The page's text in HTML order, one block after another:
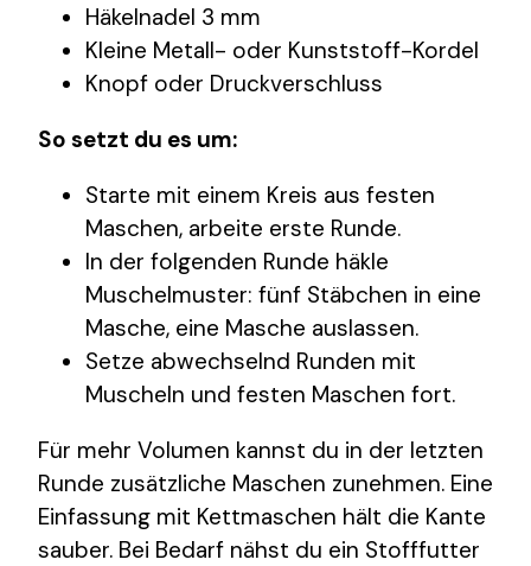
Häkelnadel 3 mm
Kleine Metall- oder Kunststoff-Kordel
Knopf oder Druckverschluss
So setzt du es um:
Starte mit einem Kreis aus festen
Maschen, arbeite erste Runde.
In der folgenden Runde häkle
Muschelmuster: fünf Stäbchen in eine
Masche, eine Masche auslassen.
Setze abwechselnd Runden mit
Muscheln und festen Maschen fort.
Für mehr Volumen kannst du in der letzten
Runde zusätzliche Maschen zunehmen. Eine
Einfassung mit Kettmaschen hält die Kante
sauber. Bei Bedarf nähst du ein Stofffutter